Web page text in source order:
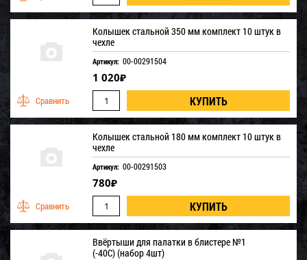
Колышек стальной 350 мм комплект 10 штук в
чехле
Артикул: 00-00291504
1 020₽
Колышек стальной 180 мм комплект 10 штук в
чехле
Артикул: 00-00291503
780₽
Ввёртыши для палатки в блистере №1
(-40С) (набор 4шт)